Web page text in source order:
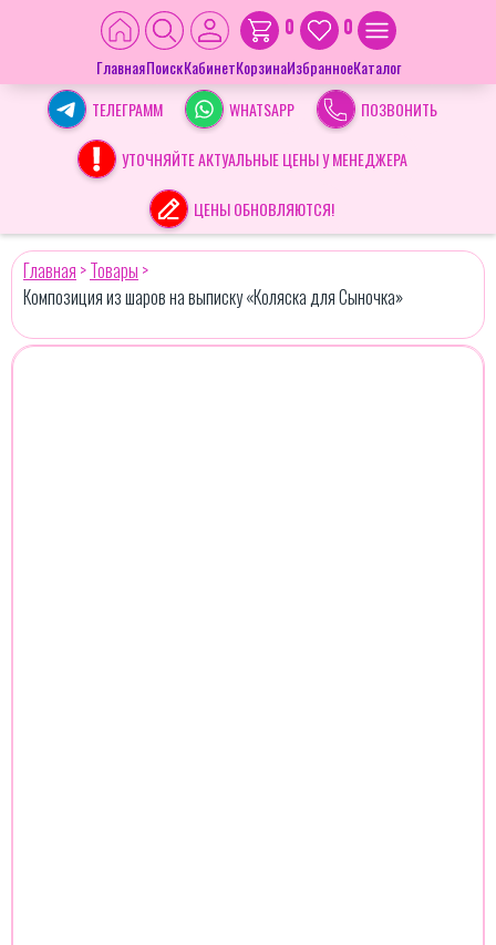
ГлавнаяПоискКабинет
0
Корзина
0
ИзбранноеКаталог
ТЕЛЕГРАММ
WHATSAPP ПОЗВОНИТЬ
УТОЧНЯЙТЕ АКТУАЛЬНЫЕ ЦЕНЫ У МЕНЕДЖЕРА
ЦЕНЫ ОБНОВЛЯЮТСЯ!
Главная >Товары >
Композиция из шаров на выписку «Коляска для Сыночка»